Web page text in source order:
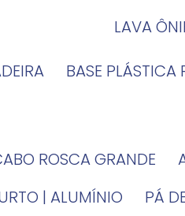
LAVA
BASE
ROSCA GRANDE
| ALUMÍNIO
PÁ